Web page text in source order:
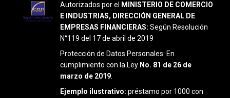
Autorizados por el
MINISTERIO DE COMERCIO
E INDUSTRIAS, DIRECCIÓN GENERAL DE
EMPRESAS FINANCIERAS: Según Resolución
N°119 del 17 de abril de 2019
Protección de Datos Personales: En
cumplimiento con la Ley No. 81 de 26 de
marzo de 2019.
Ejemplo ilustrativo: préstamo por 1000 con